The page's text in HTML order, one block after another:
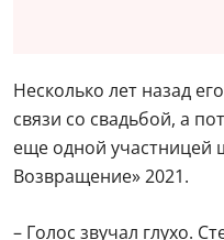
Несколько лет назад
связи со свадьбой, а
еще одной участницей
Возвращение» 2021.
– Голос звучал глухо.